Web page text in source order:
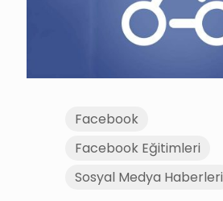
Facebook
Facebook Eğitimleri
Sosyal Medya Haberleri